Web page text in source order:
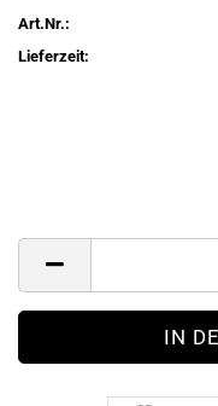
Art.Nr.:
Lieferzeit: